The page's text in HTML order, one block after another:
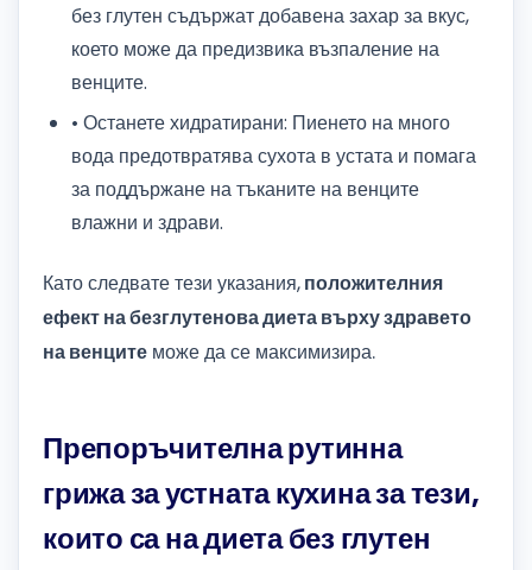
без глутен съдържат добавена захар за вкус,
което може да предизвика възпаление на
венците.
• Останете хидратирани: Пиенето на много
вода предотвратява сухота в устата и помага
за поддържане на тъканите на венците
влажни и здрави.
Като следвате тези указания,положителния
ефект на безглутенова диета върху здравето
на венците може да се максимизира.
Препоръчителна рутинна
грижа за устната кухина за тези,
които са на диета без глутен